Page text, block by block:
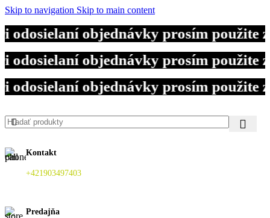
Skip to navigation Skip to main content
objednávky prosím použite
objednávky prosím použite
objednávky prosím použite
Kontakt
+421903497403
Predajňa